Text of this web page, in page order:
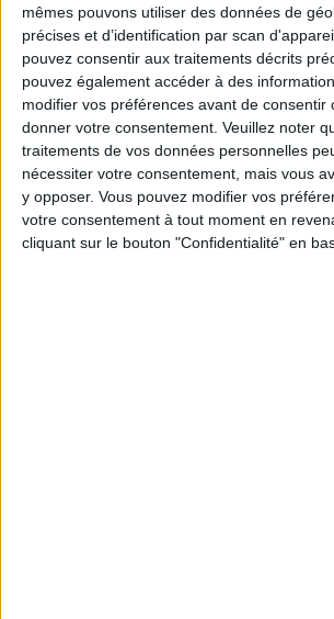
mêmes pouvons utiliser des données de
précises et d’identification par scan
pouvez consentir aux traitements décrits
pouvez également accéder à des
modifier vos préférences avant de consentir
donner votre consentement. Veuillez noter
traitements de vos données personnelles
nécessiter votre consentement, mais vous
y opposer. Vous pouvez modifier vos
votre consentement à tout moment en
cliquant sur le bouton "Confidentialité" en
THE BEST HOTELS FOR A SPA AND